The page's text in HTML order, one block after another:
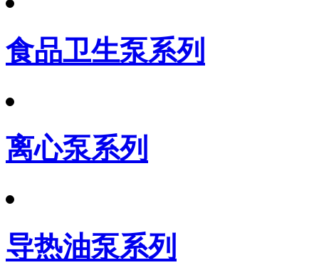
食品卫生泵系列
离心泵系列
导热油泵系列